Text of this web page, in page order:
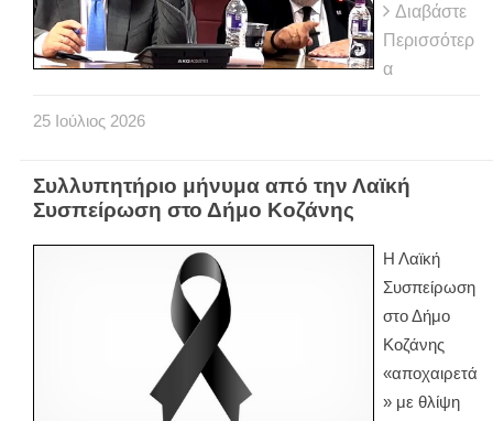
Διαβάστε
Περισσότερ
α
25 Ιούλιος 2026
Συλλυπητήριο μήνυμα από την Λαϊκή
Συσπείρωση στο Δήμο Κοζάνης
Η Λαϊκή
Συσπείρωση
στο Δήμο
Κοζάνης
«αποχαιρετά
» με θλίψη